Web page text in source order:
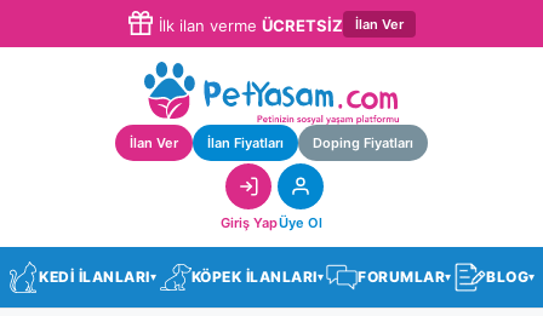
İlk ilan verme ÜCRETSİZ İlan Ver
İlan Ver İlan Fiyatları Doping Fiyatları
Giriş YapÜye Ol
KEDİ İLANLARI▾ KÖPEK İLANLARI▾ FORUMLAR▾ BLOG▾